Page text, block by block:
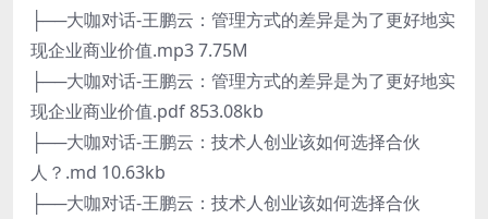
├──大咖对话-王鹏云：管理方式的差异是为了更好地实
现企业商业价值.mp3 7.75M
├──大咖对话-王鹏云：管理方式的差异是为了更好地实
现企业商业价值.pdf 853.08kb
├──大咖对话-王鹏云：技术人创业该如何选择合伙
人？.md 10.63kb
├──大咖对话-王鹏云：技术人创业该如何选择合伙